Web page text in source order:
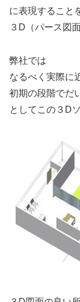
に表現すること
３D（パース図
弊社では
なるべく実際に
初期の段階でだ
としてこの３D